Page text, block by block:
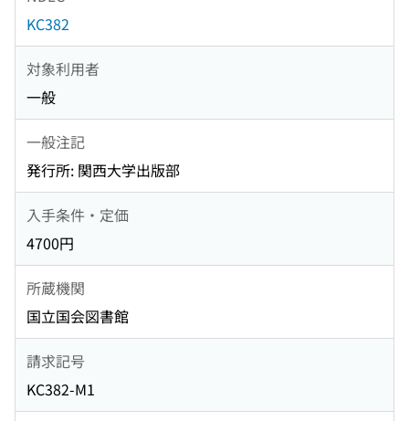
KC382
対象利用者
一般
一般注記
発行所: 関西大学出版部
入手条件・定価
4700円
所蔵機関
国立国会図書館
請求記号
KC382-M1